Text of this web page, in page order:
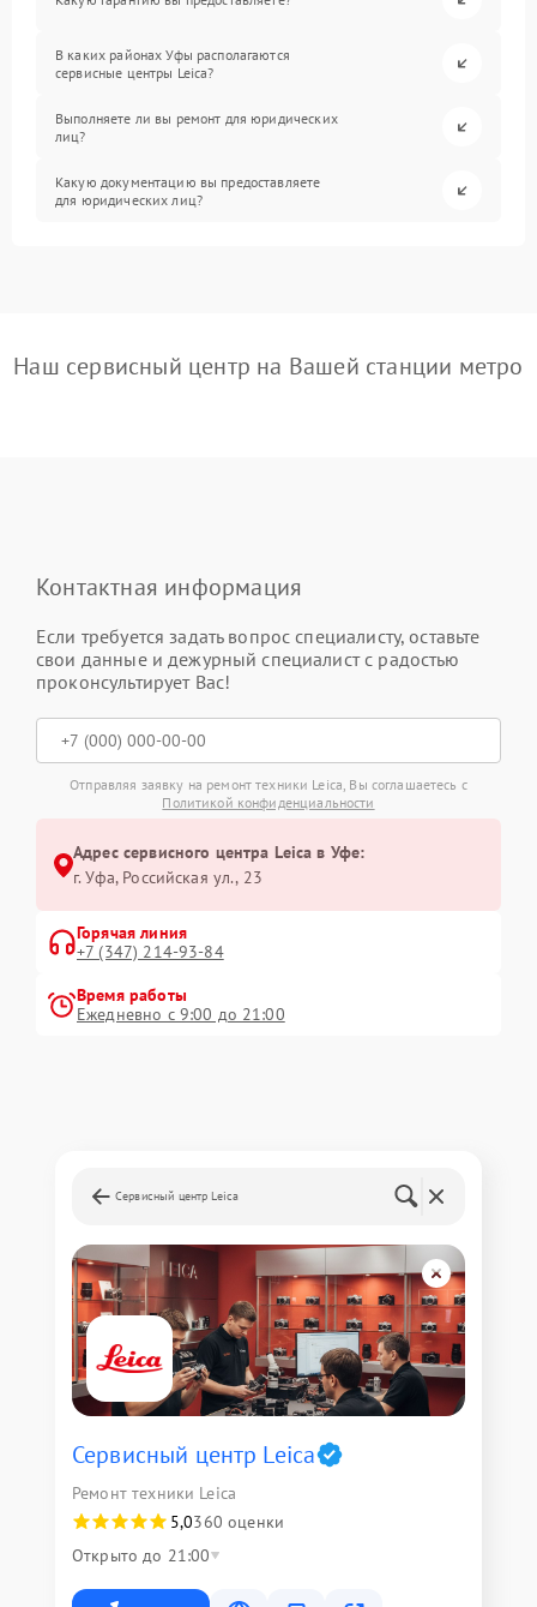
В каких районах Уфы располагаются
сервисные центры Leica?
Выполняете ли вы ремонт для юридических
лиц?
Какую документацию вы предоставляете
для юридических лиц?
Наш сервисный центр на Вашей станции метро
Контактная информация
Если требуется задать вопрос специалисту, оставьте
свои данные и дежурный специалист с радостью
проконсультирует Вас!
Отправляя заявку на ремонт техники Leica, Вы соглашаетесь с
Политикой конфиденциальности
Адрес сервисного центра Leica в Уфе:
г. Уфа, Российская ул., 23
Горячая линия
+7 (347) 214-93-84
Время работы
Ежедневно с 9:00 до 21:00
Сервисный центр Leica
Сервисный центр Leica
Ремонт техники Leica
5,0360 оценки
Открыто до 21:00